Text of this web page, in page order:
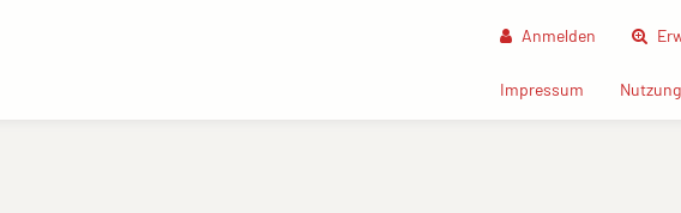
Anmelden
Impressum (current)